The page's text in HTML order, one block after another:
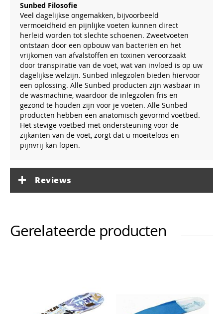
Sunbed Filosofie
Veel dagelijkse ongemakken, bijvoorbeeld
vermoeidheid en pijnlijke voeten kunnen direct
herleid worden tot slechte schoenen. Zweetvoeten
ontstaan door een opbouw van bacteriën en het
vrijkomen van afvalstoffen en toxinen veroorzaakt
door transpiratie van de voet, wat van invloed is op uw
dagelijkse welzijn. Sunbed inlegzolen bieden hiervoor
een oplossing. Alle Sunbed producten zijn wasbaar in
de wasmachine, waardoor de inlegzolen fris en
gezond te houden zijn voor je voeten. Alle Sunbed
producten hebben een anatomisch gevormd voetbed.
Het stevige voetbed met ondersteuning voor de
zijkanten van de voet, zorgt dat u moeiteloos en
pijnvrij kan lopen.
Reviews
Gerelateerde producten